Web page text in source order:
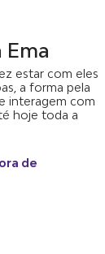
Ema
estar com eles
a forma pela
interagem com
hoje toda a
de